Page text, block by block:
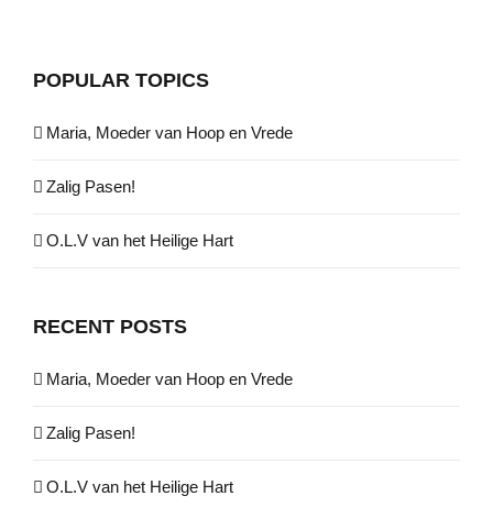
POPULAR TOPICS
Maria, Moeder van Hoop en Vrede
Zalig Pasen!
O.L.V van het Heilige Hart
RECENT POSTS
Maria, Moeder van Hoop en Vrede
Zalig Pasen!
O.L.V van het Heilige Hart